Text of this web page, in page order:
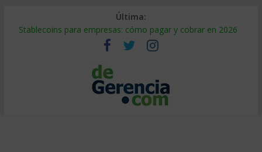
Última:
Stablecoins para empresas: cómo pagar y cobrar en 2026
Despido silencioso: qué es y por qué sale tan caro
IA en selección de personal: cómo auditarla a tiempo
Trabajo forzoso en la cadena de suministro: qué hacer
Mercado hispano de EE. UU.: cómo segmentarlo y venderle